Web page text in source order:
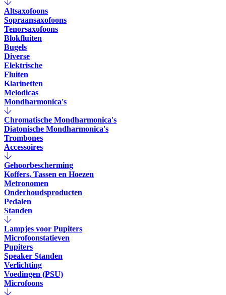
Altsaxofoons
Sopraansaxofoons
Tenorsaxofoons
Blokfluiten
Bugels
Diverse
Elektrische
Fluiten
Klarinetten
Melodicas
Mondharmonica's
Chromatische Mondharmonica's
Diatonische Mondharmonica's
Trombones
Accessoires
Gehoorbescherming
Koffers, Tassen en Hoezen
Metronomen
Onderhoudsproducten
Pedalen
Standen
Lampjes voor Pupiters
Microfoonstatieven
Pupiters
Speaker Standen
Verlichting
Voedingen (PSU)
Microfoons